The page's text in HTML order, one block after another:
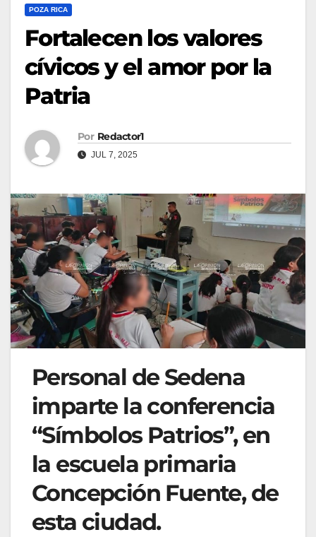
POZA RICA
Fortalecen los valores
cívicos y el amor por la
Patria
Por Redactor1
JUL 7, 2025
Personal de Sedena
imparte la conferencia
“Símbolos Patrios”, en
la escuela primaria
Concepción Fuente, de
esta ciudad.